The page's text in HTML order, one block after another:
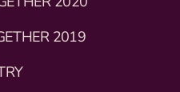
2019